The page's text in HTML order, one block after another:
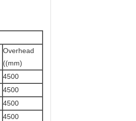
Overhead
((mm)
4500
4500
4500
4500